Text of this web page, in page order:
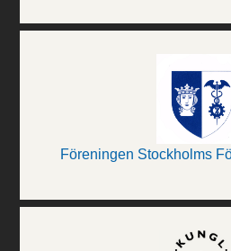
Föreningen Stockholms